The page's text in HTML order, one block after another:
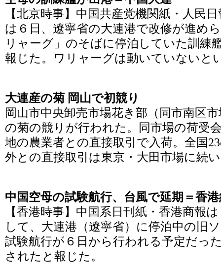
【北京時事】中国共産党機関紙・人民
は６日、遼寧省の大連港で改修が進め
リャーグ」のそばに停泊していた訓練
報じた。ワリャーグは動いていないと
大連産の菊 岡山で初競り
岡山市中央卸売市場花き部（同市南区
の菊の競りが行われた。同市場の荷受
地の農業者との直接取引で入荷。全国
外との直接取引は東京・大田市場に続
中国空母の試験航行、台風で延期＝香
【香港時事】中国系日刊紙・香港商報
して、大連港（遼寧省）に停泊中の旧
試験航行が６日から行われる予定だっ
されたと報じた。